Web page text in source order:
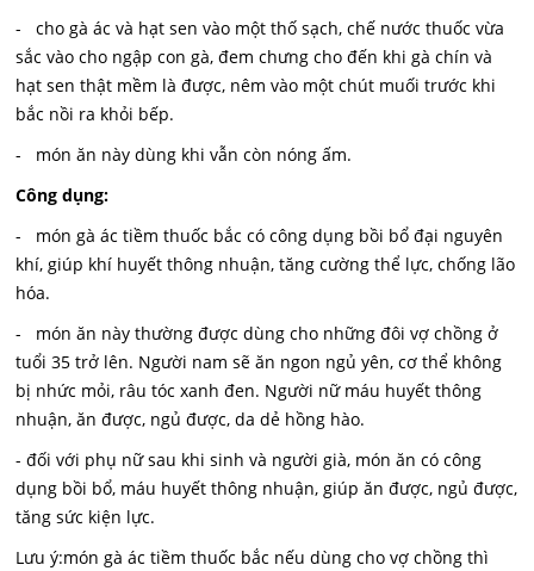
- cho gà ác và hạt sen vào một thố sạch, chế nước thuốc vừa
sắc vào cho ngập con gà, đem chưng cho đến khi gà chín và
hạt sen thật mềm là được, nêm vào một chút muối trước khi
bắc nồi ra khỏi bếp.
- món ăn này dùng khi vẫn còn nóng ấm.
Công dụng:
- món gà ác tiềm thuốc bắc có công dụng bồi bổ đại nguyên
khí, giúp khí huyết thông nhuận, tăng cường thể lực, chống lão
hóa.
- món ăn này thường được dùng cho những đôi vợ chồng ở
tuổi 35 trở lên. Người nam sẽ ăn ngon ngủ yên, cơ thể không
bị nhức mỏi, râu tóc xanh đen. Người nữ máu huyết thông
nhuận, ăn được, ngủ được, da dẻ hồng hào.
- đối với phụ nữ sau khi sinh và người già, món ăn có công
dụng bồi bổ, máu huyết thông nhuận, giúp ăn được, ngủ được,
tăng sức kiện lực.
Lưu ý:món gà ác tiềm thuốc bắc nếu dùng cho vợ chồng thì